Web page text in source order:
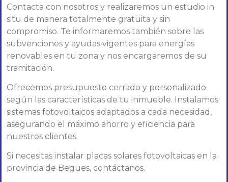
Contacta con nosotros y realizaremos un estudio in
situ de manera totalmente gratuita y sin
compromiso. Te informaremos también sobre las
subvenciones y ayudas vigentes para energías
renovables en tu zona y nos encargaremos de su
tramitación.
Ofrecemos presupuesto cerrado y personalizado
según las características de tu inmueble. Instalamos
sistemas fotovoltaicos adaptados a cada necesidad,
asegurando el máximo ahorro y eficiencia para
nuestros clientes.
Si necesitas instalar placas solares fotovoltaicas en la
provincia de Begues, contáctanos.